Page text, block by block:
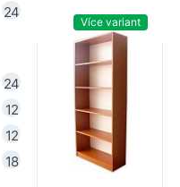
Více variant
24
24
12
12
18